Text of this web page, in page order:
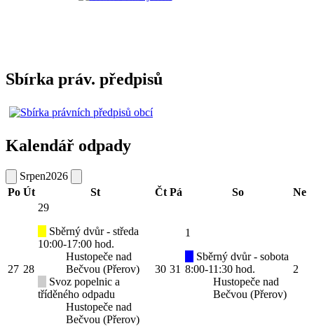
Sbírka práv. předpisů
Kalendář odpady
Srpen2026
Po Út St Čt Pá So Ne
27 28
29
Sběrný dvůr - středa
10:00-17:00 hod.
Hustopeče nad
Bečvou (Přerov)
Svoz popelnic a
tříděného odpadu
Hustopeče nad
Bečvou (Přerov)
30 31
1
Sběrný dvůr - sobota
8:00-11:30 hod.
Hustopeče nad
Bečvou (Přerov)
2